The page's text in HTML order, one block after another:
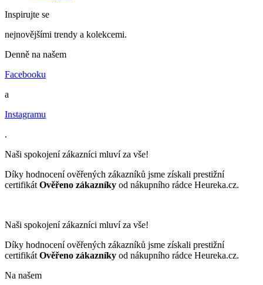
Inspirujte se
nejnovějšími trendy a kolekcemi.
Denně na našem
Facebooku
a
Instagramu
.
Naši spokojení zákazníci mluví za vše!
Díky hodnocení ověřených zákazníků jsme získali prestižní
certifikát Ověřeno zákazníky od nákupního rádce Heureka.cz.
Naši spokojení zákazníci mluví za vše!
Díky hodnocení ověřených zákazníků jsme získali prestižní
certifikát Ověřeno zákazníky od nákupního rádce Heureka.cz.
Na našem